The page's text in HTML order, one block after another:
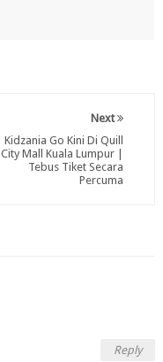
Next
Kidzania Go Kini Di Quill
City Mall Kuala Lumpur |
Tebus Tiket Secara
Percuma
Reply